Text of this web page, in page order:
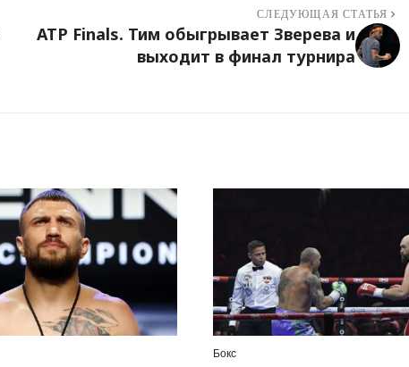
СЛЕДУЮЩАЯ СТАТЬЯ
ATP Finals. Тим обыгрывает Зверева и
выходит в финал турнира
Бокс